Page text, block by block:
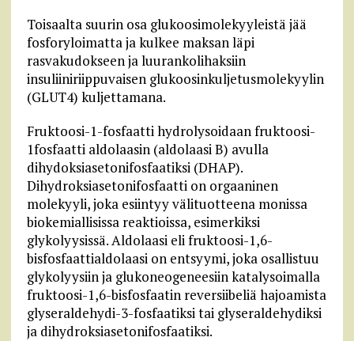
Toisaalta suurin osa glukoosimolekyyleistä jää
fosforyloimatta ja kulkee maksan läpi
rasvakudokseen ja luurankolihaksiin
insuliiniriippuvaisen glukoosinkuljetusmolekyylin
(GLUT4) kuljettamana.
Fruktoosi-1-fosfaatti hydrolysoidaan fruktoosi-
1fosfaatti aldolaasin (aldolaasi B) avulla
dihydoksiasetonifosfaatiksi (DHAP).
Dihydroksiasetonifosfaatti on orgaaninen
molekyyli, joka esiintyy välituotteena monissa
biokemiallisissa reaktioissa, esimerkiksi
glykolyysissä. Aldolaasi eli fruktoosi-1,6-
bisfosfaattialdolaasi on entsyymi, joka osallistuu
glykolyysiin ja glukoneogeneesiin katalysoimalla
fruktoosi-1,6-bisfosfaatin reversiibeliä hajoamista
glyseraldehydi-3-fosfaatiksi tai glyseraldehydiksi
ja dihydroksiasetonifosfaatiksi.